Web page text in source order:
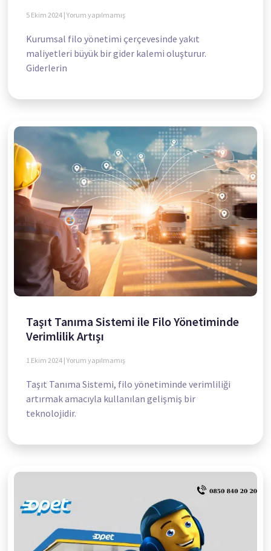
5 Ekim 2024 Yorum yapılmamış
Kurumsal filo yönetimi çerçevesinde yakıt
maliyetleri büyük bir gider kalemi oluşturur.
Giderlerin
Taşıt Tanıma Sistemi ile Filo Yönetiminde
Verimlilik Artışı
1 Ekim 2024 Yorum yapılmamış
Taşıt Tanıma Sistemi, filo yönetiminde verimliliği
artırmak amacıyla kullanılan gelişmiş bir
teknolojidir.